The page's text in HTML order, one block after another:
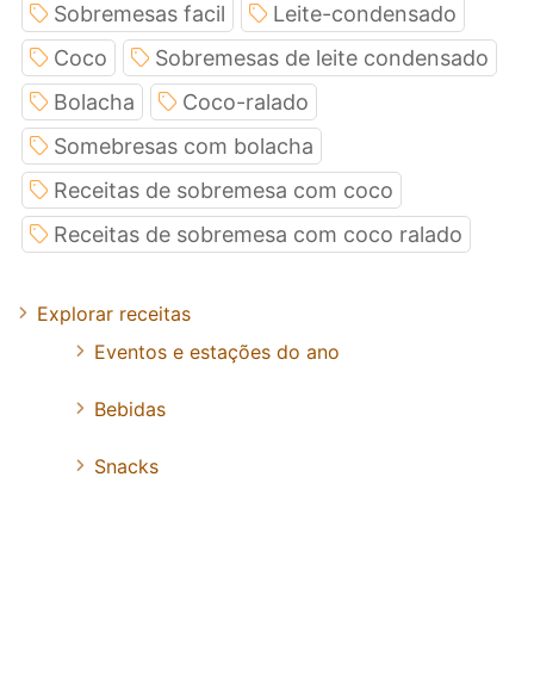
Sobremesas facil
Leite-condensado
Coco
Sobremesas de leite condensado
Bolacha
Coco-ralado
Somebresas com bolacha
Receitas de sobremesa com coco
Receitas de sobremesa com coco ralado
Explorar receitas
Eventos e estações do ano
Bebidas
Snacks